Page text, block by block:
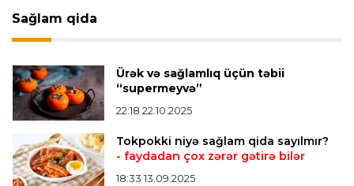
Transfer 23:18 06.08.2026
"Lids" tarixinin ən bahalı transferini reallaşdırdı
Bütün xəbərlər >>>
Sağlam qida
Ürək və sağlamlıq üçün təbii
“supermeyvə”
22:18 22.10.2025
Tokpokki niyə sağlam qida sayılmır?
- faydadan çox zərər gətirə bilər
18:33 13.09.2025